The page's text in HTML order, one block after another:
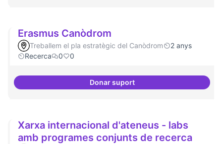
Erasmus Canòdrom
Treballem el pla estratègic del Canòdrom
2 anys
Recerca
0 0
Donar suportErasmus Canòdrom
Xarxa internacional d'ateneus - labs
amb programes conjunts de recerca